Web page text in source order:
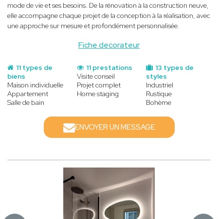
Fiche decorateur
mode de vie et ses besoins. De la rénovation à la construction neuve,
elle accompagne chaque projet de la conception à la réalisation, avec
une approche sur mesure et profondément personnalisée.
11 types de
biens
Maison individuelle
Appartement
Salle de bain
13 types de
styles
Industriel
Rustique
Bohème
11 prestations
Visite conseil
Projet complet
Home staging
ENVOYER UN MESSAGE